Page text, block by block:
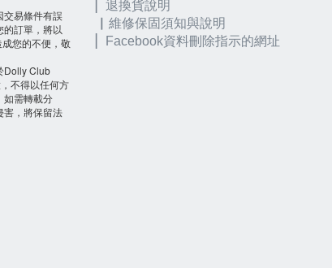
交易條件有誤
訂單，將以
您的不便，敬
Dolly Club
不得以任何方
如需轉載分
害，將保留法
▏退換貨說明
▏維修保固須知與說明
Facebook資料刪除指示的網址